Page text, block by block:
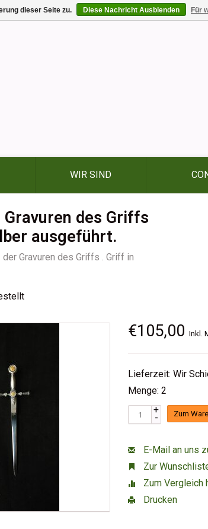
WIR SIND
des Griffs
ausgeführt.
Gravuren des Griffs . Griff in
€105,00Inkl.
Lieferzeit: Wir
Menge: 2
+
- Zum
E-Mail an uns
Zur
Zum Vergleich
Drucken
dieser Seite zu. Diese Nachricht Ausblenden Für